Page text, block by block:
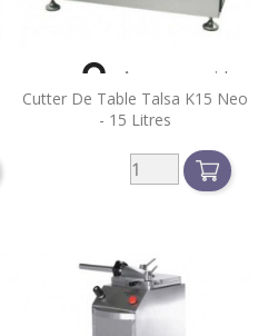
Cutter De Table Talsa K15 Neo
- 15 Litres
 Aperçu rapide